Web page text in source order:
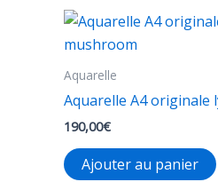
Aquarelle
Aquarelle A4 originale
190,00€
Ajouter au panier